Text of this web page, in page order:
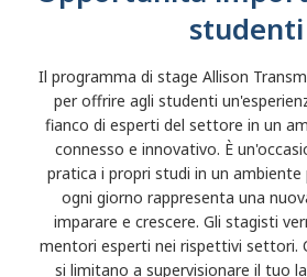
studenti
Il programma di stage Allison
per offrire agli studenti
fianco di esperti del settore in un
connesso e innovativo. È
pratica i propri studi in un ambiente
ogni giorno rappresenta una
imparare e crescere. Gli stagisti
mentori esperti nei rispettivi settori.
si limitano a supervisionare il tuo